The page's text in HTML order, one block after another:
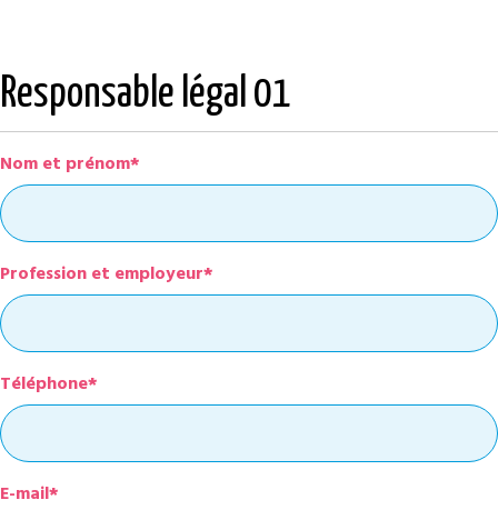
Responsable légal 01
Nom et prénom*
Profession et employeur*
Téléphone*
E-mail*